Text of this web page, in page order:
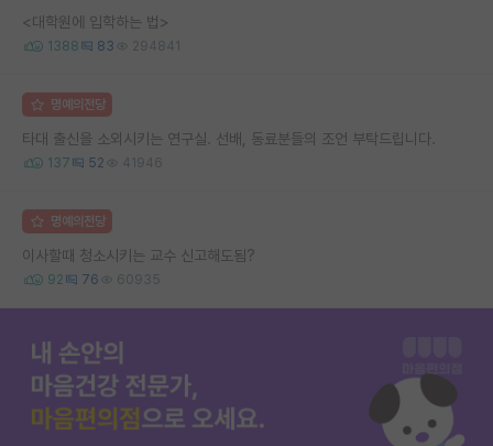
<대학원에 입학하는 법>
1388 83 294841
명예의전당
타대 출신을 소외시키는 연구실. 선배, 동료분들의 조언 부탁드립니다.
137 52 41946
명예의전당
이사할때 청소시키는 교수 신고해도됨?
92 76 60935